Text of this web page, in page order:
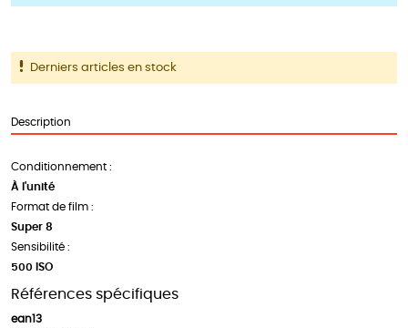
Derniers articles en stock
Description
Conditionnement :
À l'unité
Format de film :
Super 8
Sensibilité :
500 ISO
Références spécifiques
ean13